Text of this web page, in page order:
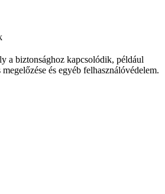
a biztonsághoz kapcsolódik, például
és egyéb felhasználóvédelem.